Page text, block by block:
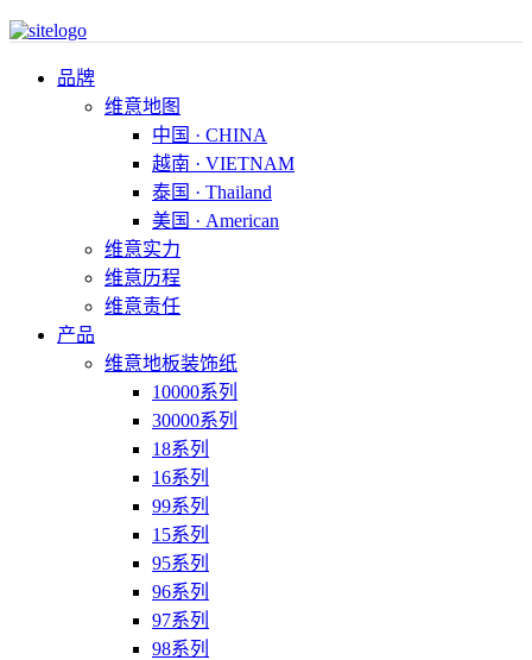
品牌
维意地图
中国 · CHINA
越南 · VIETNAM
泰国 · Thailand
美国 · American
维意实力
维意历程
维意责任
产品
维意地板装饰纸
10000系列
30000系列
18系列
16系列
99系列
15系列
95系列
96系列
97系列
98系列